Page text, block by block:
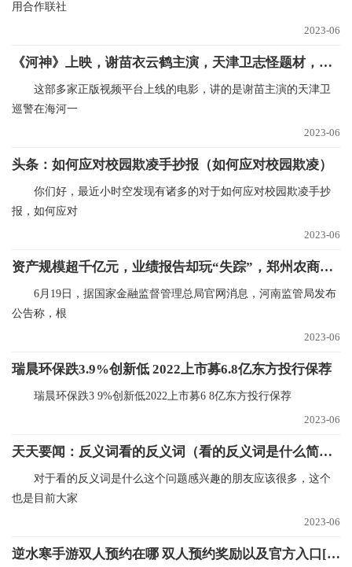
用合作联社
2023-06
《河神》上映，谢苗衣云鹤主演，天津卫志怪题材，幻术大片气象|全球快资讯
这部多家正版视频平台上线的电影，讲的是谢苗主演的天津卫
巡警在海河一
2023-06
头条：如何应对校园欺凌手抄报（如何应对校园欺凌）
你们好，最近小时空发现有诸多的对于如何应对校园欺凌手抄
报，如何应对
2023-06
资产规模超千亿元，业绩报告却玩“失踪”，郑州农商银行迎来新副行长查恒亮…
6月19日，据国家金融监督管理总局官网消息，河南监管局发布
公告称，根
2023-06
瑞晨环保跌3.9%创新低 2022上市募6.8亿东方投行保荐
瑞晨环保跌3 9%创新低2022上市募6 8亿东方投行保荐
2023-06
天天要闻：反义词看的反义词（看的反义词是什么简介介绍）
对于看的反义词是什么这个问题感兴趣的朋友应该很多，这个
也是目前大家
2023-06
逆水寒手游双人预约在哪 双人预约奖励以及官方入口[多图] 世界独家